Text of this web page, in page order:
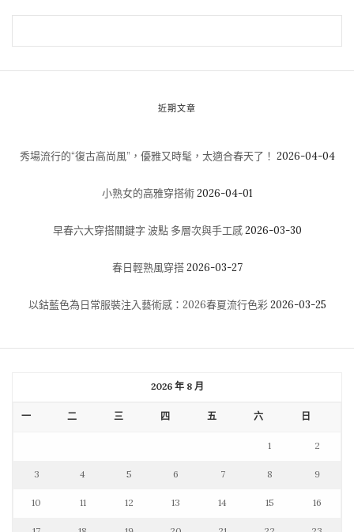
近期文章
秀場流行的“復古高尚風”，優雅又時髦，太適合春天了！ 2026-04-04
小熟女的高雅穿搭術 2026-04-01
早春六大穿搭關鍵字 波點 多層次與手工感 2026-03-30
春日輕熟風穿搭 2026-03-27
以鈷藍色為日常服裝注入藝術感：2026春夏流行色彩 2026-03-25
2026 年 8 月
一 二 三 四 五 六 日
1 2
3 4 5 6 7 8 9
10 11 12 13 14 15 16